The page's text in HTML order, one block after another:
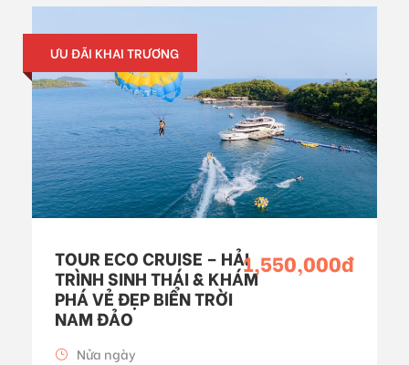
ƯU ĐÃI KHAI TRƯƠNG
TOUR ECO CRUISE – HẢI
TRÌNH SINH THÁI & KHÁM
PHÁ VẺ ĐẸP BIỂN TRỜI
NAM ĐẢO
1,550,000đ
Nửa ngày